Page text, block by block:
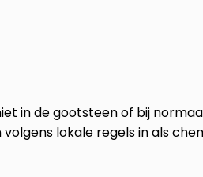
in de gootsteen of bij
lokale regels in als